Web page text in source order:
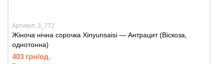
Артикул: 3_772
Жіноча нічна сорочка Xinyunsaisi — Антрацит (Віскоза,
однотонна)
403 грн/од.